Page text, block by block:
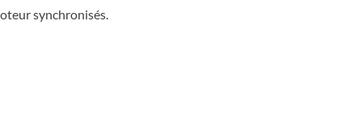
synchronisés.